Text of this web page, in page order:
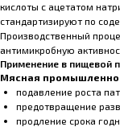
кислоты с ацетатом
стандартизируют по
Производственный
антимикробную
Применение в пищевой
Мясная
подавление роста
предотвращение
продление срока